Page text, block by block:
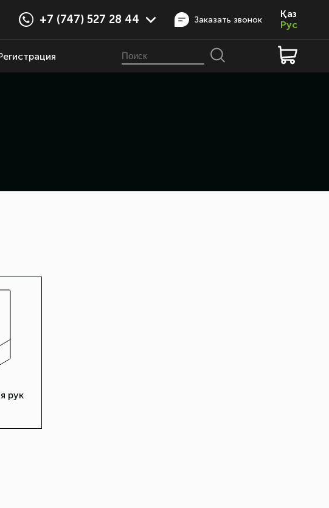
+7 (747) 527 28 44 Заказать звонок
Қаз
Рус
рук